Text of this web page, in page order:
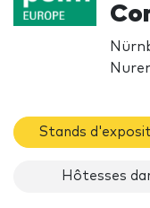
Stands
Hôtesses